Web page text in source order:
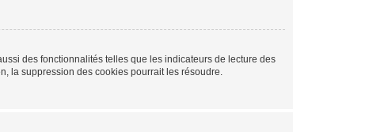
des fonctionnalités telles que les indicateurs de lecture des
la suppression des cookies pourrait les résoudre.